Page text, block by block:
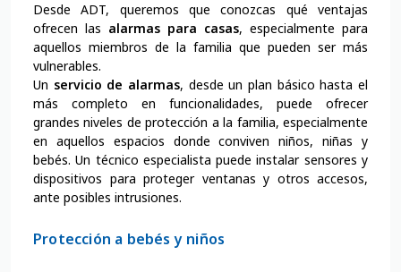
Desde ADT, queremos que conozcas qué ventajas
ofrecen las alarmas para casas, especialmente para
aquellos miembros de la familia que pueden ser más
vulnerables.
Un servicio de alarmas, desde un plan básico hasta el
más completo en funcionalidades, puede ofrecer
grandes niveles de protección a la familia, especialmente
en aquellos espacios donde conviven niños, niñas y
bebés. Un técnico especialista puede instalar sensores y
dispositivos para proteger ventanas y otros accesos,
ante posibles intrusiones.
Protección a bebés y niños